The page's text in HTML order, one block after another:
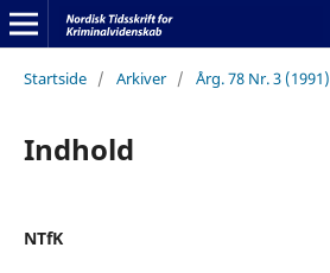
Startside / Arkiver / Årg. 78 Nr. 3 (1991)
Indhold
NTfK